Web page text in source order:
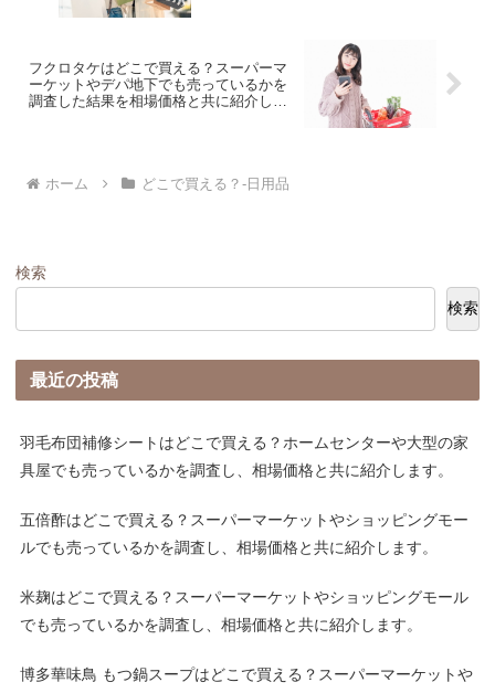
フクロタケはどこで買える？スーパーマ
ーケットやデパ地下でも売っているかを
調査した結果を相場価格と共に紹介しま
ホーム どこで買える？-日用品
検索
検索
最近の投稿
羽毛布団補修シートはどこで買える？ホームセンターや大型の家
具屋でも売っているかを調査し、相場価格と共に紹介します。
五倍酢はどこで買える？スーパーマーケットやショッピングモー
ルでも売っているかを調査し、相場価格と共に紹介します。
米麹はどこで買える？スーパーマーケットやショッピングモール
でも売っているかを調査し、相場価格と共に紹介します。
博多華味鳥 もつ鍋スープはどこで買える？スーパーマーケットや